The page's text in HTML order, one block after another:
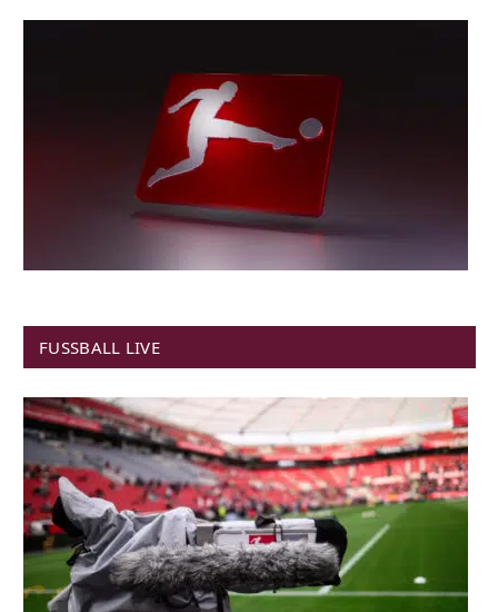
FUSSBALL LIVE